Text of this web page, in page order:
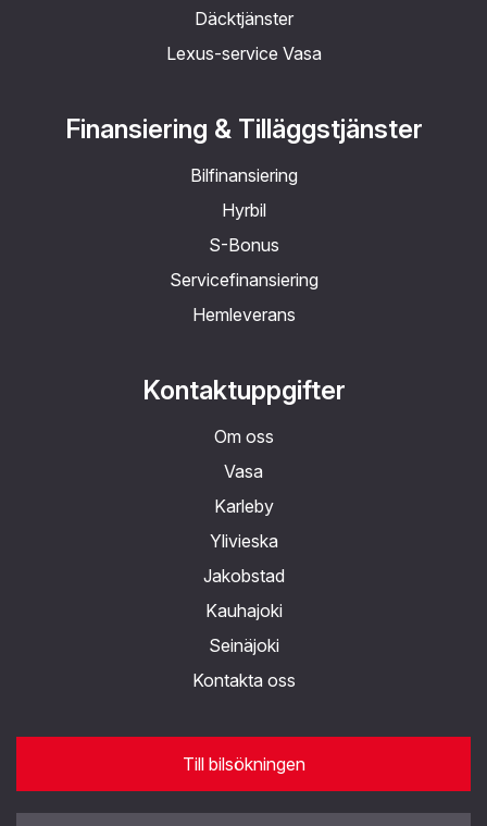
Däcktjänster
Lexus-service Vasa
Finansiering & Tilläggstjänster
Bilfinansiering
Hyrbil
S-Bonus
Servicefinansiering
Hemleverans
Kontaktuppgifter
Om oss
Vasa
Karleby
Ylivieska
Jakobstad
Kauhajoki
Seinäjoki
Kontakta oss
Till bilsökningen